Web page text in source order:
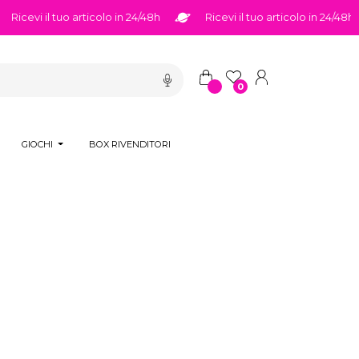
il tuo articolo in 24/48h Ricevi il tuo articolo in 24/48h
0
GIOCHI BOX RIVENDITORI